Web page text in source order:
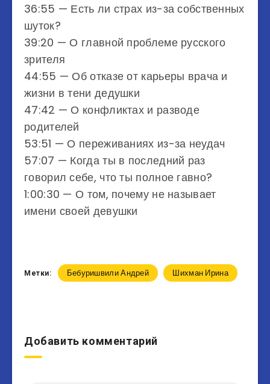
36:55 — Есть ли страх из-за собственных
шуток?
39:20 — О главной проблеме русского
зрителя
44:55 — Об отказе от карьеры врача и
жизни в тени дедушки
47:42 — О конфликтах и разводе
родителей
53:51 — О переживаниях из-за неудач
57:07 — Когда ты в последний раз
говорил себе, что ты полное гавно?
1:00:30 — О том, почему не называет
имени своей девушки
Метки: Бебуришвили Андрей Шихман Ирина
Добавить комментарий